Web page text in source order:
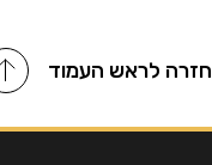
חזרה לראש העמוד